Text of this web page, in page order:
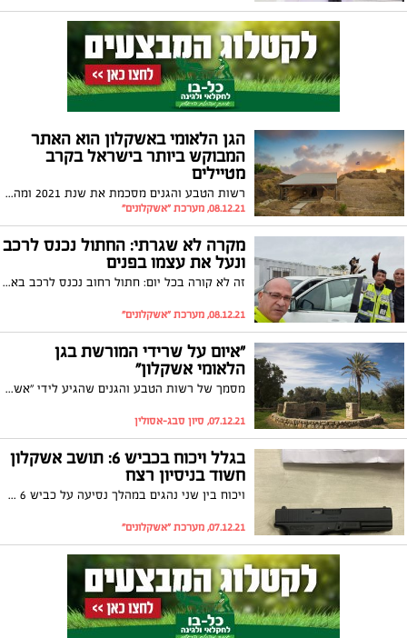
הגן הלאומי באשקלון הוא האתר
המבוקש ביותר בישראל בקרב
מטיילים
רשות הטבע והגנים מסכמת את שנת 2021 ומהנתונים עולה כי 576,000 מטיילים מכל רחבי הארץ בחרו לטייל בגן - עלייה של 56 אחוזים לעומת שנת 2020. עוד עולה מהנתונים כי בעשור האחרון ביקרו בגן למעלה מארבעה מיליון מטיילים
08.12.21, מערכת "אשקלונים"
מקרה לא שגרתי: החתול נכנס לרכב
ונעל את עצמו בפנים
זה לא קורה בכל יום: חתול רחוב נכנס לרכב באשקלון, דרך על שלט הרכב ונעל את עצמו בפנים. מתנדבי ידידים הגיעו במהירות וחילצו אותו בשלום. "ראו את האושר על החתול המסכן"
08.12.21, מערכת "אשקלונים"
"איום על שרידי המורשת בגן
הלאומי אשקלון"
מסמך של רשות הטבע והגנים שהגיע לידי "אשקלונים" חושף חוות דעת מדאיגה על הסכנות הצפויות לגן הלאומי באשקלון במקרה של אירוע זיהום נפט בתשתית קצא"א האמורה לשנע נפט מהמפרץ הפרסי דרך מפרץ אילת לאשקלון
07.12.21, סיון סבג-אסולין
בגלל ויכוח בכביש 6: תושב אשקלון
חשוד בניסיון רצח
ויכוח בין שני נהגים במהלך נסיעה על כביש 6 הוביל על פי החשד לירי של תושב העיר (30) על הנהג האחר. עם הנהג היורה הייתה צעירה בת 20 והשניים נמלטו מהזירה מיד לאחר מכן אולם תגובה מהירה של המשטרה הובילה למעצרם
07.12.21, מערכת "אשקלונים"